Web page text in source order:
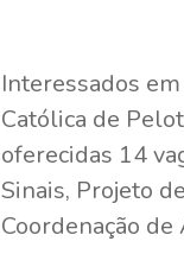
Interessados
Católica de
oferecidas 14
Sinais, Projeto
Coordenação